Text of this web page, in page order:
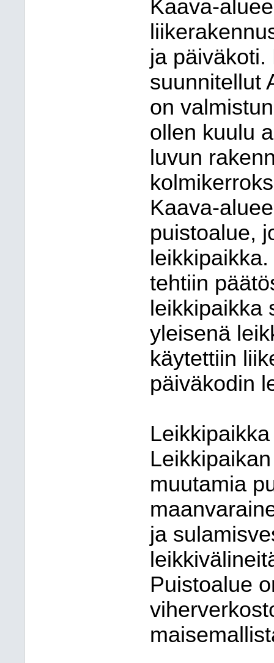
Kaava-
ja päiväkoti.
suunnitellut
on
ollen kuulu
luvun
Kaava-
puistoalue,
tehtiin
leikkipaikka
yleisenä
käytettiin
päiväkodin
muutamia
ja
Puistoalue